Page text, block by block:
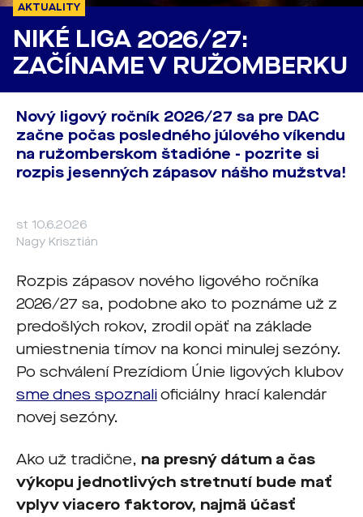
AKTUALITY
NIKÉ LIGA 2026/27:
ZAČÍNAME V RUŽOMBERKU
Nový ligový ročník 2026/27 sa pre DAC
začne počas posledného júlového víkendu
na ružomberskom štadióne - pozrite si
rozpis jesenných zápasov nášho mužstva!
st 10.6.2026
Nagy Krisztián
Rozpis zápasov nového ligového ročníka
2026/27 sa, podobne ako to poznáme už z
predošlých rokov, zrodil opäť na základe
umiestnenia tímov na konci minulej sezóny.
Po schválení Prezídiom Únie ligových klubov
sme dnes spoznalioficiálny hrací kalendár
novej sezóny.
Ako už tradične, na presný dátum a čas
výkopu jednotlivých stretnutí bude mať
vplyv viacero faktorov, najmä účasť